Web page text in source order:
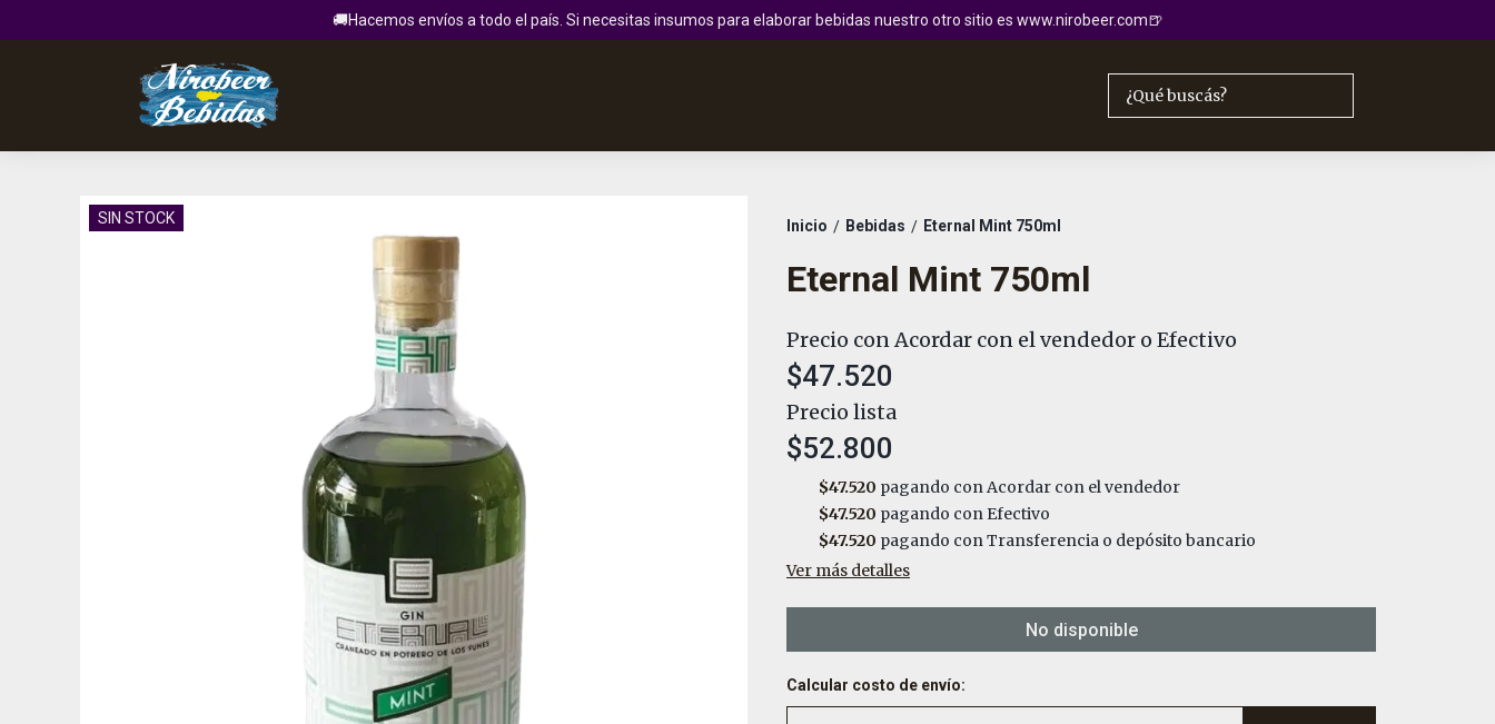
🚚Hacemos envíos a todo el país. Si necesitas insumos para elaborar bebidas nuestro otro sitio es www.nirobeer.com🍺
SIN STOCK Inicio / Bebidas / Eternal Mint 750ml
Eternal Mint 750ml
Precio con Acordar con el vendedor o Efectivo
$47.520
Precio lista
$52.800
$47.520 pagando con Acordar con el vendedor
$47.520 pagando con Efectivo
$47.520 pagando con Transferencia o depósito bancario
Ver más detalles
No disponible
Calcular costo de envío: